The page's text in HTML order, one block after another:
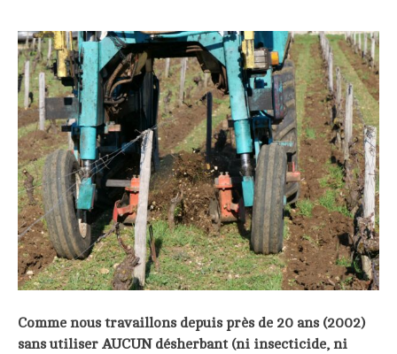
Comme nous travaillons depuis près de 20 ans (2002)
sans utiliser AUCUN désherbant (ni insecticide, ni